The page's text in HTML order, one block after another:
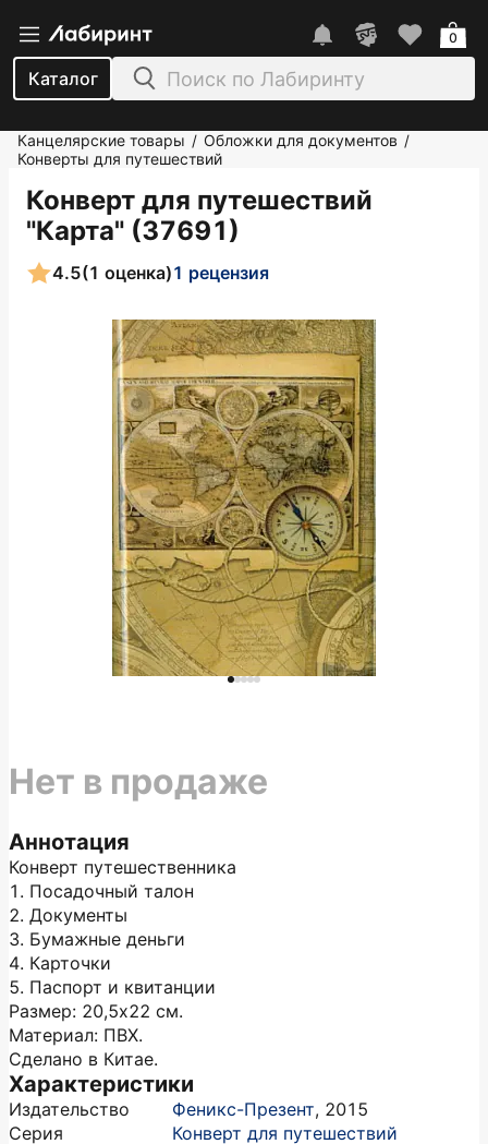
Каталог
0
Канцелярские товары / Обложки для документов /
Конверты для путешествий
Конверт для путешествий
"Карта" (37691)
4.5(1 оценка)1 рецензия
Аннотация
Конверт путешественника
1. Посадочный талон
2. Документы
3. Бумажные деньги
4. Карточки
5. Паспорт и квитанции
Размер: 20,5х22 см.
Материал: ПВХ.
Сделано в Китае.
Характеристики
Издательство Феникс-Презент, 2015
Серия
Конверт для путешествий
Нет в продаже